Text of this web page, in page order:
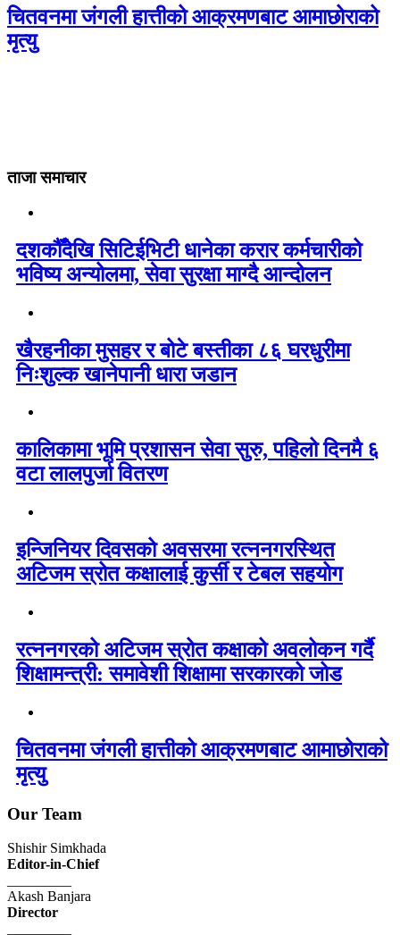
चितवनमा जंगली हात्तीको आक्रमणबाट आमाछोराको
मृत्यु
ताजा समाचार
दशकौँदेखि सिटिईभिटी धानेका करार कर्मचारीको
भविष्य अन्योलमा, सेवा सुरक्षा माग्दै आन्दोलन
खैरहनीका मुसहर र बोटे बस्तीका ८६ घरधुरीमा
निःशुल्क खानेपानी धारा जडान
कालिकामा भूमि प्रशासन सेवा सुरु, पहिलो दिनमै ६
वटा लालपुर्जा वितरण
इन्जिनियर दिवसको अवसरमा रत्ननगरस्थित
अटिजम स्रोत कक्षालाई कुर्सी र टेबल सहयोग
रत्ननगरको अटिजम स्रोत कक्षाको अवलोकन गर्दै
शिक्षामन्त्री: समावेशी शिक्षामा सरकारको जोड
चितवनमा जंगली हात्तीको आक्रमणबाट आमाछोराको
मृत्यु
Our Team
Shishir Simkhada
Editor-in-Chief
Akash Banjara
Director